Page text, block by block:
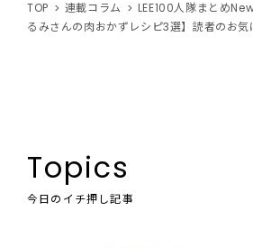
TOP 連載コラム LEE100人隊まとめ
るみさんの肉おかずレシピ3選】読者のお気
Topics
今日のイチ押し記事